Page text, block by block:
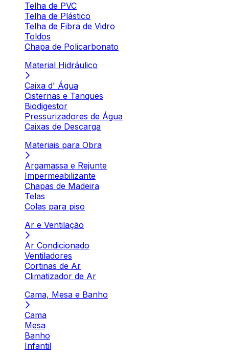
Telha de PVC
Telha de Plástico
Telha de Fibra de Vidro
Toldos
Chapa de Policarbonato
Material Hidráulico
Caixa d' Água
Cisternas e Tanques
Biodigestor
Pressurizadores de Água
Caixas de Descarga
Materiais para Obra
Argamassa e Rejunte
Impermeabilizante
Chapas de Madeira
Telas
Colas para piso
Ar e Ventilação
Ar Condicionado
Ventiladores
Cortinas de Ar
Climatizador de Ar
Cama, Mesa e Banho
Cama
Mesa
Banho
Infantil